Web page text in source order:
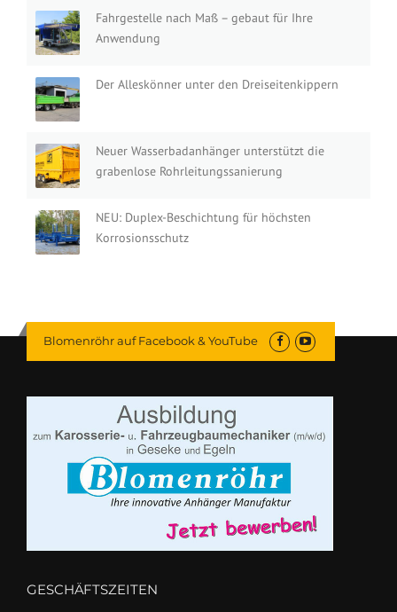
Fahrgestelle nach Maß – gebaut für Ihre
Anwendung
Der Alleskönner unter den Dreiseitenkippern
Neuer Wasserbadanhänger unterstützt die
grabenlose Rohrleitungssanierung
NEU: Duplex-Beschichtung für höchsten
Korrosionsschutz
Blomenröhr auf Facebook & YouTube
GESCHÄFTSZEITEN